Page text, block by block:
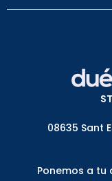
08635 Sant
Ponemos a